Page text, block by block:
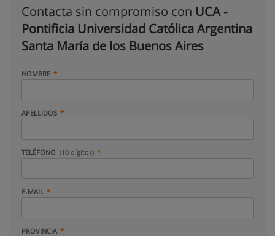
Contacta sin compromiso con UCA -
Pontificia Universidad Católica Argentina
Santa María de los Buenos Aires
NOMBRE
APELLIDOS
TELÉFONO (10 dígitos)
E-MAIL
PROVINCIA